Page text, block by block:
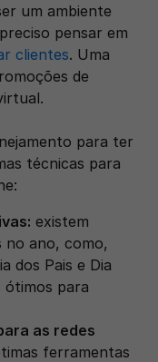
um ambiente
pensar em
clientes. Uma
de
para ter
técnicas para
existem
no ano, como,
dos Pais e Dia
ótimos para
as redes
ferramentas